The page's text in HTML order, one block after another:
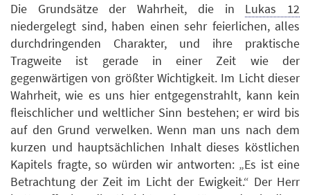
Die Grundsätze der Wahrheit, die in Lukas 12
niedergelegt sind, haben einen sehr feierlichen, alles
durchdringenden Charakter, und ihre praktische
Tragweite ist gerade in einer Zeit wie der
gegenwärtigen von größter Wichtigkeit. Im Licht dieser
Wahrheit, wie es uns hier entgegenstrahlt, kann kein
fleischlicher und weltlicher Sinn bestehen; er wird bis
auf den Grund verwelken. Wenn man uns nach dem
kurzen und hauptsächlichen Inhalt dieses köstlichen
Kapitels fragte, so würden wir antworten: „Es ist eine
Betrachtung der Zeit im Licht der Ewigkeit.“ Der Herr